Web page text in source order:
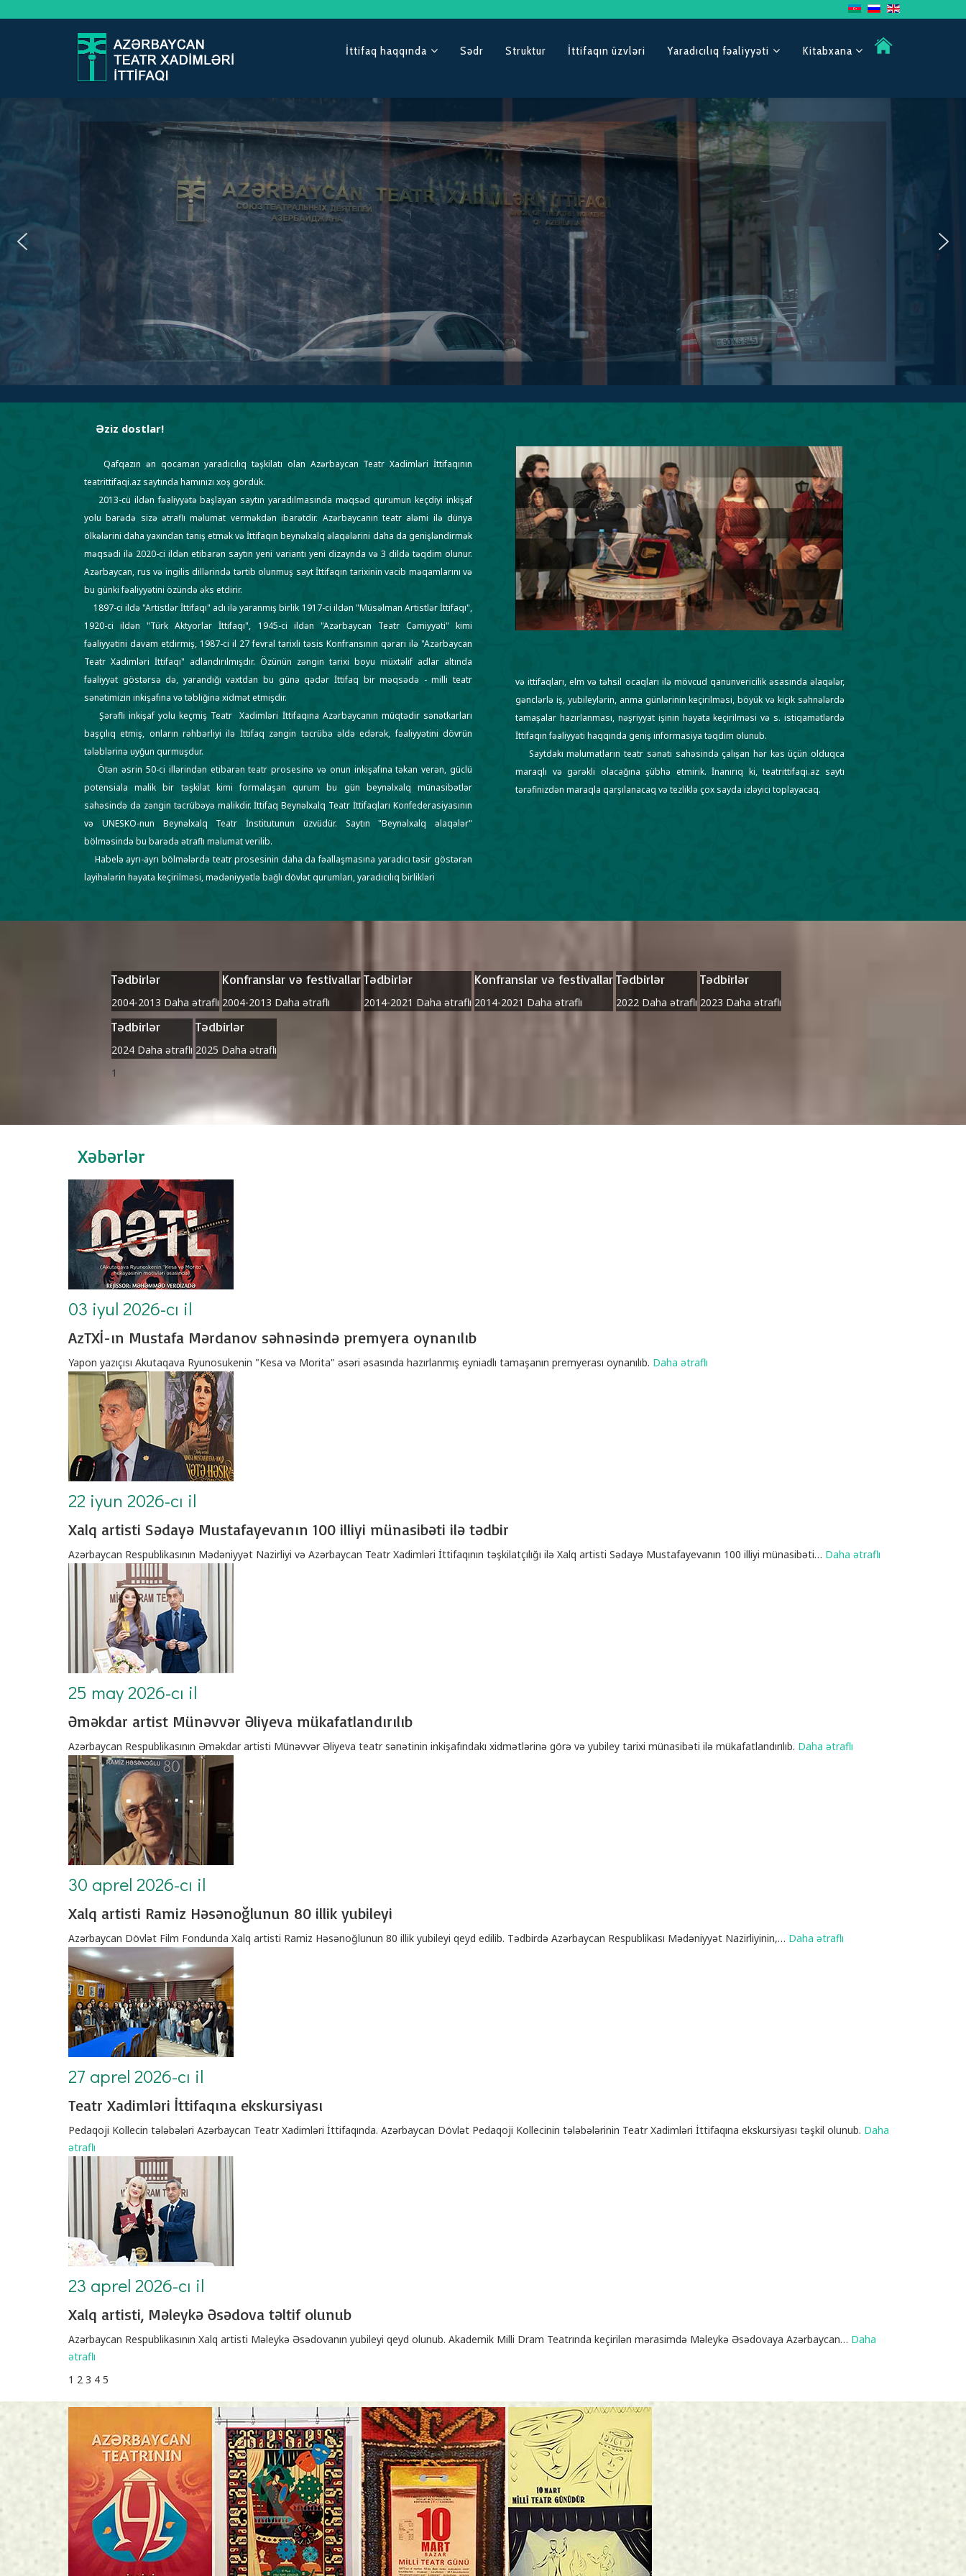
İttifaq haqqında Sədr Struktur İttifaqın üzvləri Yaradıcılıq fəaliyyəti Kitabxana
Əziz dostlar!
Qafqazın ən qocaman yaradıcılıq təşkilatı olan Azərbaycan Teatr Xadimləri İttifaqının
teatrittifaqi.az saytında hamınızı xoş gördük.
2013-cü ildən fəaliyyətə başlayan saytın yaradılmasında məqsəd qurumun keçdiyi inkişaf
yolu barədə sizə ətraflı məlumat verməkdən ibarətdir. Azərbaycanın teatr aləmi ilə dünya
ölkələrini daha yaxından tanış etmək və İttifaqın beynəlxalq əlaqələrini daha da genişləndirmək
məqsədi ilə 2020-ci ildən etibarən saytın yeni variantı yeni dizaynda və 3 dildə təqdim olunur.
Azərbaycan, rus və ingilis dillərində tərtib olunmuş sayt İttifaqın tarixinin vacib məqamlarını və
bu günki fəaliyyətini özündə əks etdirir.
1897-ci ildə "Artistlər İttifaqı" adı ilə yaranmış birlik 1917-ci ildən "Müsəlman Artistlər İttifaqı",
1920-ci ildən "Türk Aktyorlar İttifaqı", 1945-ci ildən "Azərbaycan Teatr Cəmiyyəti" kimi
fəaliyyətini davam etdirmiş, 1987-ci il 27 fevral tarixli təsis Konfransının qərarı ilə "Azərbaycan
Teatr Xadimləri İttifaqı" adlandırılmışdır. Özünün zəngin tarixi boyu müxtəlif adlar altında
fəaliyyət göstərsə də, yarandığı vaxtdan bu günə qədər İttifaq bir məqsədə - milli teatr
sənətimizin inkişafına və təbliğinə xidmət etmişdir.
Şərəfli inkişaf yolu keçmiş Teatr Xadimləri İttifaqına Azərbaycanın müqtədir sənətkarları
başçılıq etmiş, onların rəhbərliyi ilə İttifaq zəngin təcrübə əldə edərək, fəaliyyətini dövrün
tələblərinə uyğun qurmuşdur.
Ötən əsrin 50-ci illərindən etibarən teatr prosesinə və onun inkişafına təkan verən, güclü
potensiala malik bir təşkilat kimi formalaşan qurum bu gün beynəlxalq münasibətlər
sahəsində də zəngin təcrübəyə malikdir. İttifaq Beynəlxalq Teatr İttifaqları Konfederasiyasının
və UNESKO-nun Beynəlxalq Teatr İnstitutunun üzvüdür. Saytın "Beynəlxalq əlaqələr"
bölməsində bu barədə ətraflı məlumat verilib.
Habelə ayrı-ayrı bölmələrdə teatr prosesinin daha da fəallaşmasına yaradıcı təsir göstərən
layihələrin həyata keçirilməsi, mədəniyyətlə bağlı dövlət qurumları, yaradıcılıq birlikləri
və ittifaqları, elm və təhsil ocaqları ilə mövcud qanunvericilik əsasında əlaqələr,
gənclərlə iş, yubileylərin, anma günlərinin keçirilməsi, böyük və kiçik səhnələrdə
tamaşalar hazırlanması, nəşriyyat işinin həyata keçirilməsi və s. istiqamətlərdə
İttifaqın fəaliyyəti haqqında geniş informasiya təqdim olunub.
Saytdakı məlumatların teatr sənəti sahəsində çalışan hər kəs üçün olduqca
maraqlı və gərəkli olacağına şübhə etmirik. İnanırıq ki, teatrittifaqi.az saytı
tərəfinizdən maraqla qarşılanacaq və tezliklə çox sayda izləyici toplayacaq.
Tədbirlər
2004-2013 Daha ətraflı
Konfranslar və festivallar
2004-2013 Daha ətraflı
Tədbirlər
2014-2021 Daha ətraflı
Konfranslar və festivallar
2014-2021 Daha ətraflı
Tədbirlər
2022 Daha ətraflı
Tədbirlər
2023 Daha ətraflı
Tədbirlər
2024 Daha ətraflı
Tədbirlər
2025 Daha ətraflı
1
Xəbərlər
03 iyul 2026-cı il
AzTXİ-ın Mustafa Mərdanov səhnəsində premyera oynanılıb
Yapon yazıçısı Akutaqava Ryunosukenin "Kesa və Morita" əsəri əsasında hazırlanmış eyniadlı tamaşanın premyerası oynanılıb. Daha ətraflı
22 iyun 2026-cı il
Xalq artisti Sədayə Mustafayevanın 100 illiyi münasibəti ilə tədbir
Azərbaycan Respublikasının Mədəniyyət Nazirliyi və Azərbaycan Teatr Xadimləri İttifaqının təşkilatçılığı ilə Xalq artisti Sədayə Mustafayevanın 100 illiyi münasibəti… Daha ətraflı
25 may 2026-cı il
Əməkdar artist Münəvvər Əliyeva mükafatlandırılıb
Azərbaycan Respublikasının Əməkdar artisti Münəvvər Əliyeva teatr sənətinin inkişafındakı xidmətlərinə görə və yubiley tarixi münasibəti ilə mükafatlandırılıb. Daha ətraflı
30 aprel 2026-cı il
Xalq artisti Ramiz Həsənoğlunun 80 illik yubileyi
Azərbaycan Dövlət Film Fondunda Xalq artisti Ramiz Həsənoğlunun 80 illik yubileyi qeyd edilib. Tədbirdə Azərbaycan Respublikası Mədəniyyət Nazirliyinin,… Daha ətraflı
27 aprel 2026-cı il
Teatr Xadimləri İttifaqına ekskursiyası
Pedaqoji Kollecin tələbələri Azərbaycan Teatr Xadimləri İttifaqında. Azərbaycan Dövlət Pedaqoji Kollecinin tələbələrinin Teatr Xadimləri İttifaqına ekskursiyası təşkil olunub. Daha
ətraflı
23 aprel 2026-cı il
Xalq artisti, Məleykə Əsədova təltif olunub
Azərbaycan Respublikasının Xalq artisti Məleykə Əsədovanın yubileyi qeyd olunub. Akademik Milli Dram Teatrında keçirilən mərasimdə Məleykə Əsədovaya Azərbaycan… Daha
ətraflı
1 2 3 4 5